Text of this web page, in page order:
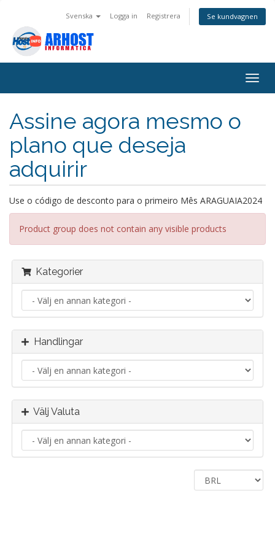
Svenska Logga in Registrera Se kundvagnen
Assine agora mesmo o
plano que deseja
adquirir
Use o código de desconto para o primeiro Mês ARAGUAIA2024
Product group does not contain any visible products
Kategorier
Handlingar
Välj Valuta